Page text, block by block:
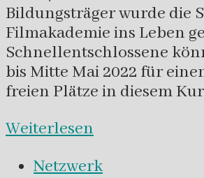
Bildungsträger wurde die
Filmakademie ins Leben
Schnellentschlossene
bis Mitte Mai 2022 für
freien Plätze in diesem
Weiterlesen
Netzwerk